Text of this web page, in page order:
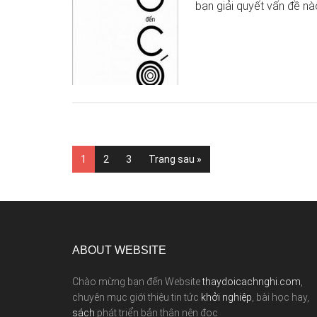
bạn giải quyết vấn đề
1 2 3 Trang sau »
ABOUT WEBSITE
Chào mừng bạn đến Websitethaydoicachnghi.com
chuyên mục giới thiệu tin tức khởi nghiệp , bài học hay,
sách phát triển bản thân nên đọc